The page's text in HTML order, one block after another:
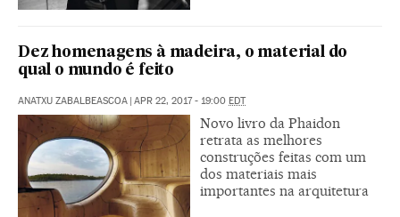
Dez homenagens à madeira, o material do
qual o mundo é feito
ANATXU ZABALBEASCOA | APR 22, 2017 - 19:00 EDT
Novo livro da Phaidon
retrata as melhores
construções feitas com um
dos materiais mais
importantes na arquitetura